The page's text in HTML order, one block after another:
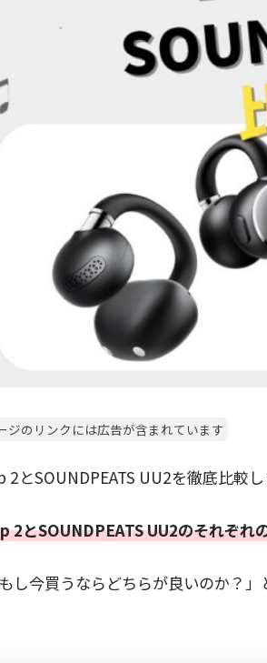
ジのリンクには広告が含まれています
2とSOUNDPEATS UU2を徹底比較し
2とSOUNDPEATS UU2のそれぞれ
し今買うならどちらが良いのか？